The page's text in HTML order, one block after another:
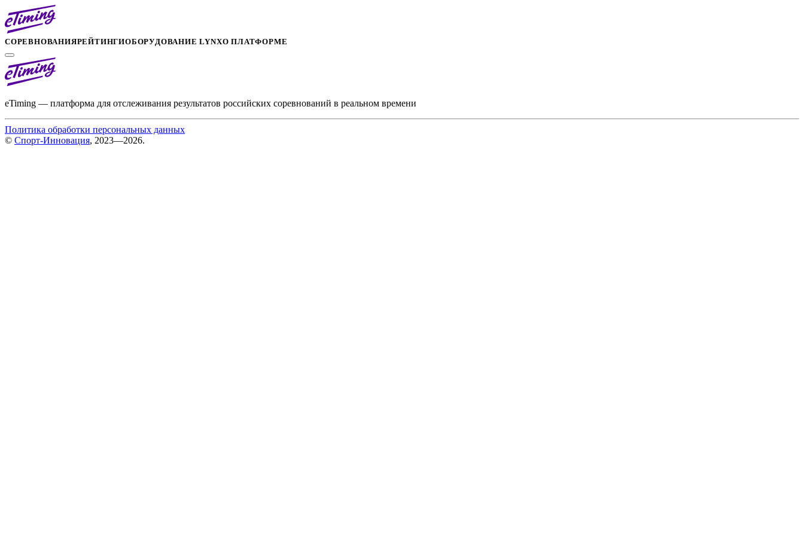
СОРЕВНОВАНИЯРЕЙТИНГИОБОРУДОВАНИЕ LYNXО ПЛАТФОРМЕ
eTiming — платформа для отслеживания результатов российских соревнований в реальном времени
Политика обработки персональных данных
© Спорт-Инновация, 2023—2026.